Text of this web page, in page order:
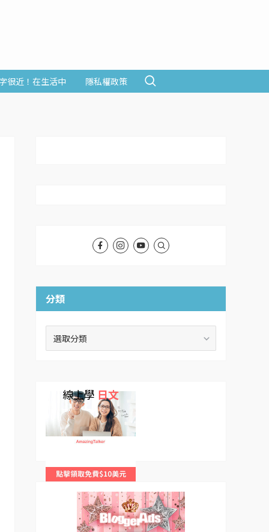
很近！在生活中 隱私權政策
分類
線上學 日文